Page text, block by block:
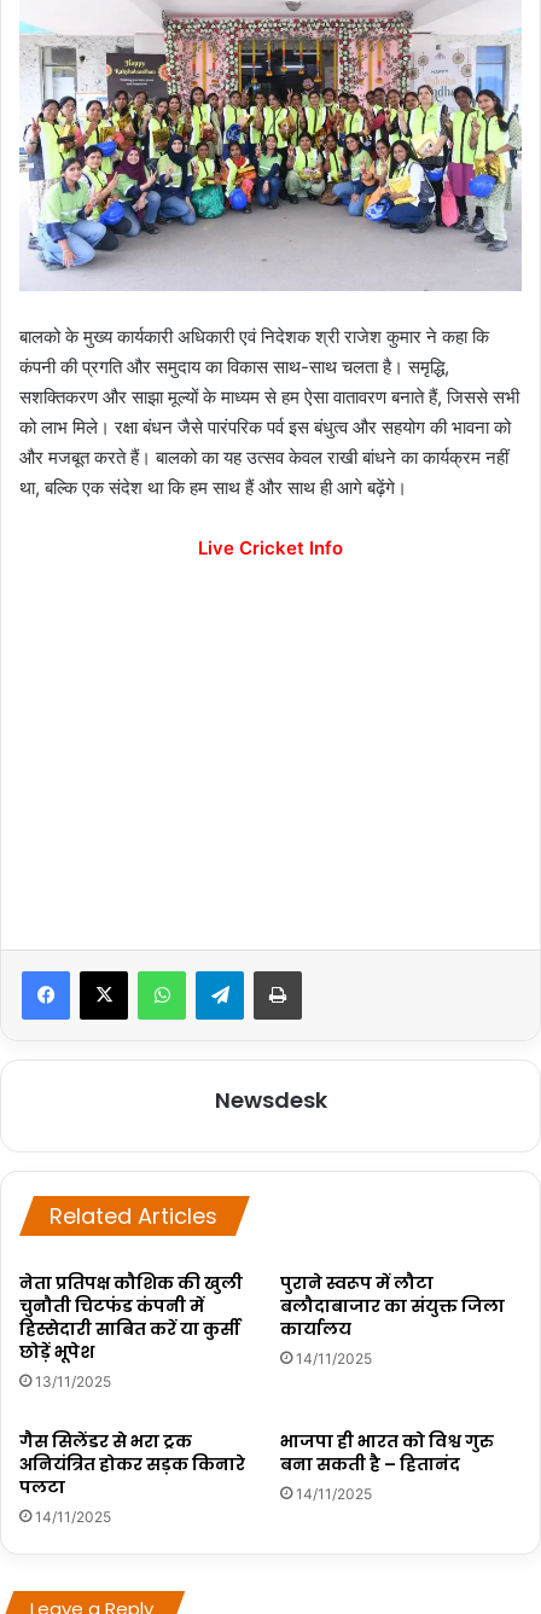
बालको के मुख्य कार्यकारी अधिकारी एवं निदेशक श्री राजेश कुमार ने कहा कि
कंपनी की प्रगति और समुदाय का विकास साथ-साथ चलता है। समृद्धि,
सशक्तिकरण और साझा मूल्यों के माध्यम से हम ऐसा वातावरण बनाते हैं, जिससे सभी
को लाभ मिले। रक्षा बंधन जैसे पारंपरिक पर्व इस बंधुत्व और सहयोग की भावना को
और मजबूत करते हैं। बालको का यह उत्सव केवल राखी बांधने का कार्यक्रम नहीं
था, बल्कि एक संदेश था कि हम साथ हैं और साथ ही आगे बढ़ेंगे।
Live Cricket Info
Telegram
Newsdesk
Related Articles
नेता प्रतिपक्ष कौशिक की खुली
चुनौती चिटफंड कंपनी में
हिस्सेदारी साबित करें या कुर्सी
छोड़ें भूपेश
13/11/2025
पुराने स्वरूप में लौटा
बलौदाबाजार का संयुक्त जिला
कार्यालय
14/11/2025
गैस सिलेंडर से भरा ट्रक
अनियंत्रित होकर सड़क किनारे
पलटा
14/11/2025
भाजपा ही भारत को विश्व गुरु
बना सकती है – हितानंद
14/11/2025
Leave a Reply